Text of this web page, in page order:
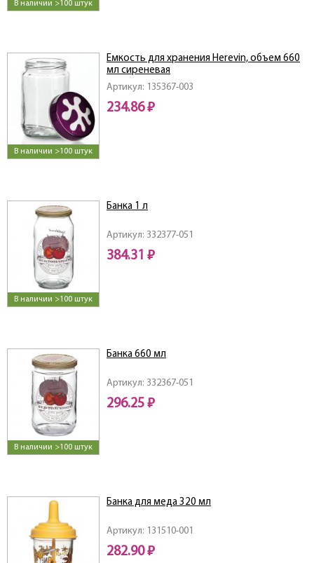
В наличии >100 штук
В наличии >100 штук
Артикул: 135367-003
Емкость для хранения Herevin, объем 660
мл сиреневая
234.86 ₽
В наличии >100 штук
Артикул: 332377-051
Банка 1 л
384.31 ₽
В наличии >100 штук
Артикул: 332367-051
Банка 660 мл
296.25 ₽
Артикул: 131510-001
Банка для меда 320 мл
282.90 ₽